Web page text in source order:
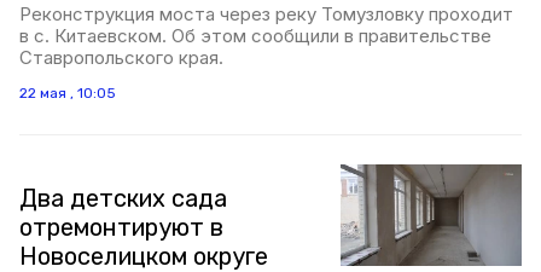
Реконструкция моста через реку Томузловку проходит
в с. Китаевском. Об этом сообщили в правительстве
Ставропольского края.
22 мая , 10:05
Два детских сада
отремонтируют в
Новоселицком округе